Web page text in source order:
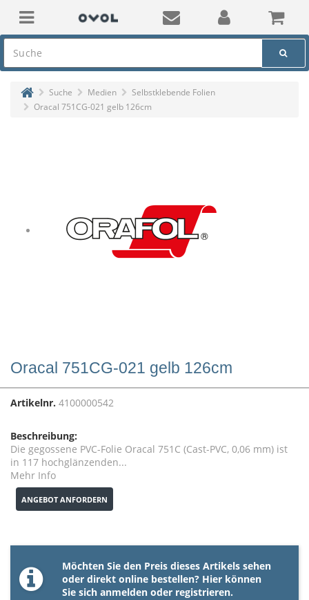
Suche Medien
Selbstklebende Folien
Oracal 751CG-021 gelb 126cm
Oracal 751CG-021 gelb 126cm
Artikelnr. 4100000542
Beschreibung:
Die gegossene PVC-Folie Oracal 751C (Cast-PVC, 0,06 mm) ist
in 117 hochglänzenden...
Mehr Info
ANGEBOT ANFORDERN
Möchten Sie den Preis dieses Artikels sehen
oder direkt online bestellen? Hier können
Sie sich anmelden oder registrieren.